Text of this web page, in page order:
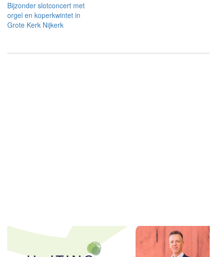
Bijzonder slotconcert met
orgel en koperkwintet in
Grote Kerk Nijkerk